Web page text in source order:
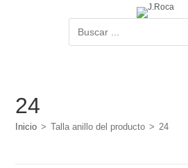
24
Inicio > Talla anillo del producto > 24